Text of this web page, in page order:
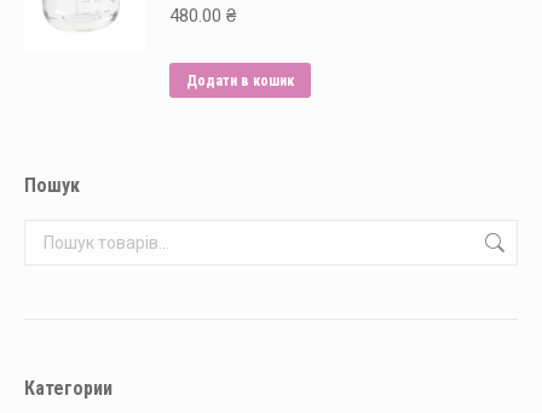
480.00 ₴
Додати в кошик
Пошук
Категории